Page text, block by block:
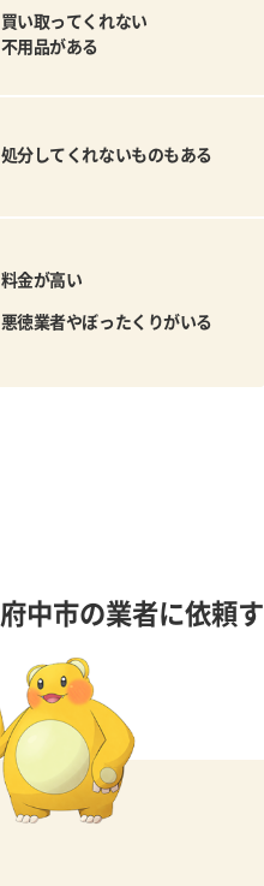
買い取ってくれない
不用品がある
処分してくれないものもある
料金が高い
悪徳業者やぼったくりがいる
府中市の業者に依頼す